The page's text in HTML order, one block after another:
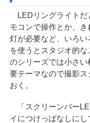
LEDリングライトだ
モコンで操作とか、
灯が必要など、いろい
を使うとスタジオ的
のシリーズでは小さ
要テーマなので撮影
おく。
「スクリーンバー
イにつけっぱなしに